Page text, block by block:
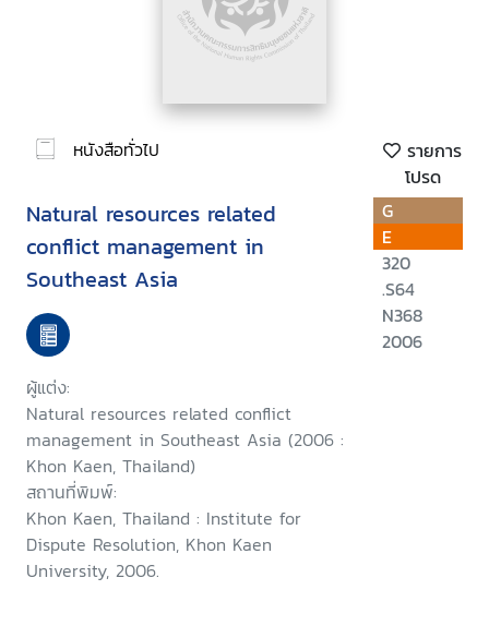
หนังสือทั่วไป
รายการ
โปรด
Natural resources related
conflict management in
Southeast Asia
ผู้แต่ง:
Natural resources related conflict
management in Southeast Asia (2006 :
Khon Kaen, Thailand)
สถานที่พิมพ์:
Khon Kaen, Thailand : Institute for
Dispute Resolution, Khon Kaen
University, 2006.
G
E
320
.S64
N368
2006